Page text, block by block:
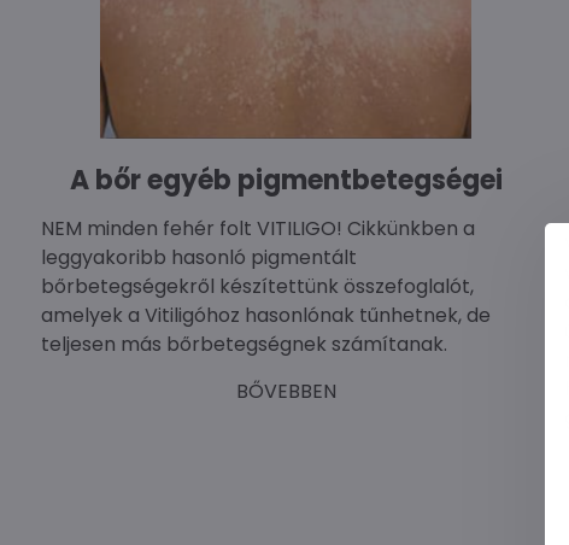
A bőr egyéb pigmentbetegségei
NEM minden fehér folt VITILIGO! Cikkünkben a
leggyakoribb hasonló pigmentált
bőrbetegségekről készítettünk összefoglalót,
amelyek a Vitiligóhoz hasonlónak tűnhetnek, de
teljesen más bőrbetegségnek számítanak.
BŐVEBBEN